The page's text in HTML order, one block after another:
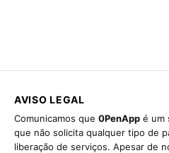
AVISO LEGAL
Comunicamos que 0PenApp é um
que não solicita qualquer tipo de
liberação de serviços. Apesar de